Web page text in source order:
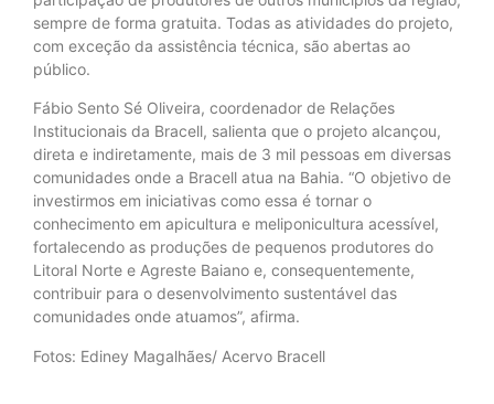
sempre de forma gratuita. Todas as atividades do projeto,
com exceção da assistência técnica, são abertas ao
público.
Fábio Sento Sé Oliveira, coordenador de Relações
Institucionais da Bracell, salienta que o projeto alcançou,
direta e indiretamente, mais de 3 mil pessoas em diversas
comunidades onde a Bracell atua na Bahia. “O objetivo de
investirmos em iniciativas como essa é tornar o
conhecimento em apicultura e meliponicultura acessível,
fortalecendo as produções de pequenos produtores do
Litoral Norte e Agreste Baiano e, consequentemente,
contribuir para o desenvolvimento sustentável das
comunidades onde atuamos”, afirma.
Fotos: Ediney Magalhães/ Acervo Bracell